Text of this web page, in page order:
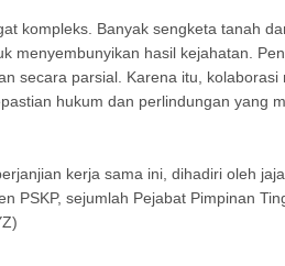
kompleks. Banyak sengketa tanah
menyembunyikan hasil kejahatan.
secara parsial. Karena itu, kolaborasi
hukum dan perlindungan yang
kerja sama ini, dihadiri oleh
PSKP, sejumlah Pejabat Pimpinan